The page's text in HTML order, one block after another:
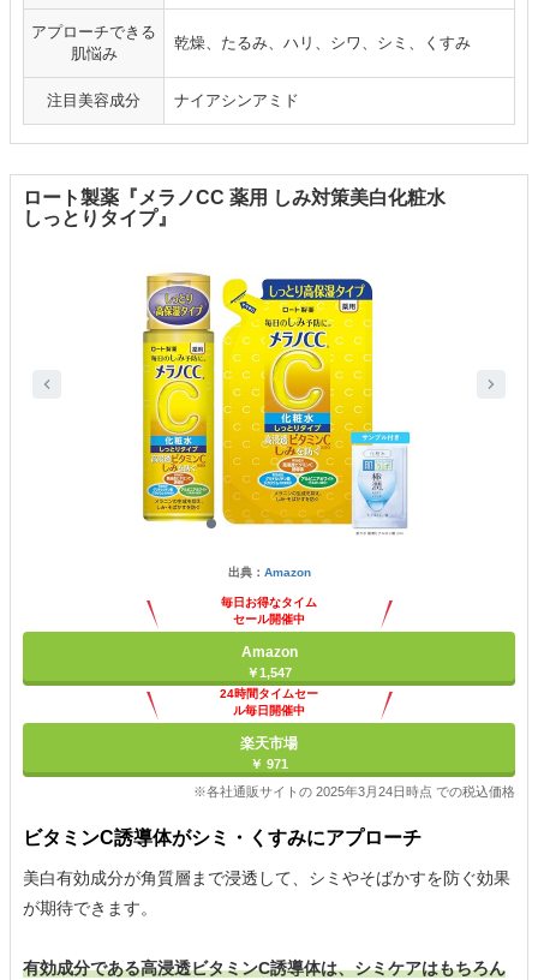
アプローチできる
肌悩み
乾燥、たるみ、ハリ、シワ、シミ、くすみ
注目美容成分 ナイアシンアミド
ロート製薬『メラノCC 薬用 しみ対策美白化粧水
しっとりタイプ』
出典： Amazon
毎日お得なタイム
セール開催中
Amazon
￥1,547
24時間タイムセー
ル毎日開催中
楽天市場
￥ 971
※各社通販サイトの 2025年3月24日時点 での税込価格
ビタミンC誘導体がシミ・くすみにアプローチ
美白有効成分が角質層まで浸透して、シミやそばかすを防ぐ効果
が期待できます。
有効成分である高浸透ビタミンC誘導体は、シミケアはもちろん